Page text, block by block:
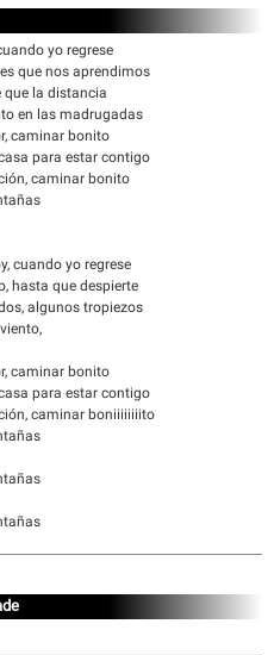
yo regrese
que nos aprendimos
que la distancia
en las madrugadas
caminar bonito
para estar contigo
caminar bonito
cuando yo regrese
hasta que despierte
algunos tropiezos
caminar bonito
para estar contigo
caminar boniiiiiiiito